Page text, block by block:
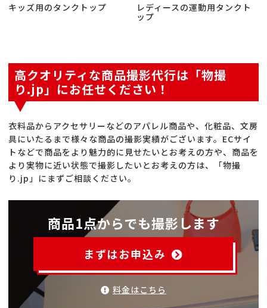
キッズ用のタンクトップ
レディースの運動用タンクト
ップ
高クオリティな商品撮影代行は「物撮
り.jp」にお任せください！
衣料品からアクセサリーなどのアパレル商品や、化粧品、文房
具にいたるまで様々な商品の撮影実績がございます。ECサイ
トなどで商品をより魅力的に見せたいとお考えの方や、商品を
より実物に近い状態で撮影したいとお考えの方は、「物撮
り.jp」にまずご相談ください。
商品1点からでも撮影します
まずはお申込み
料金はこちら